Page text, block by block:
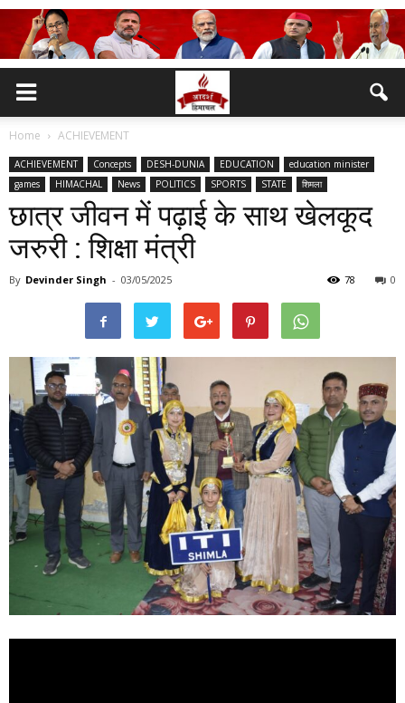
Home ACHIEVEMENT
ACHIEVEMENT Concepts DESH-DUNIA EDUCATION
education minister
games
HIMACHAL News POLITICS SPORTS STATE शिमला
छात्र जीवन में पढ़ाई के साथ खेलकूद
जरुरी : शिक्षा मंत्री
By Devinder Singh - 03/05/2025 0
78